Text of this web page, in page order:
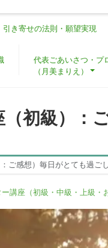
引き寄せの法則・願望実現
代表ごあいさつ・プ
（月美まりえ）
（初級）：
ご感想）毎日がとても過ご
講座（初級・中級・上級・